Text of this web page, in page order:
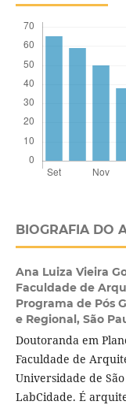
BIOGRAFIA DO
Ana Luiza Vieira
Faculdade de
Programa de Pós
e Regional, São
Doutoranda em
Faculdade de
Universidade de
LabCidade. É